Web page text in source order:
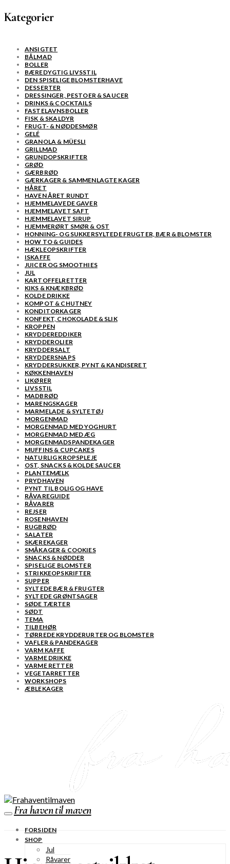
Kategorier
ANSIGTET
BÅLMAD
BOLLER
BÆREDYGTIG LIVSSTIL
DEN SPISELIGE BLOMSTERHAVE
DESSERTER
DRESSINGER, PESTOER & SAUCER
DRINKS & COCKTAILS
FASTELAVNSBOLLER
FISK & SKALDYR
FRUGT- & NØDDESMØR
GELÉ
GRANOLA & MÜESLI
GRILLMAD
GRUNDOPSKRIFTER
GRØD
GÆRBRØD
GÆRKAGER & SAMMENLAGTE KAGER
HÅRET
HAVEN ÅRET RUNDT
HJEMMELAVEDE GAVER
HJEMMELAVET SAFT
HJEMMELAVET SIRUP
HJEMMERØRT SMØR & OST
HONNING- OG SUKKERSYLTEDE FRUGTER, BÆR & BLOMSTER
HOW TO & GUIDES
HÆKLEOPSKRIFTER
ISKAFFE
JUICER OG SMOOTHIES
JUL
KARTOFFELRETTER
KIKS & KNÆKBRØD
KOLDE DRIKKE
KOMPOT & CHUTNEY
KONDITORKAGER
KONFEKT, CHOKOLADE & SLIK
KROPPEN
KRYDDEREDDIKER
KRYDDEROLIER
KRYDDERSALT
KRYDDERSNAPS
KRYDDERSUKKER, PYNT & KANDISERET
KØKKENHAVEN
LIKØRER
LIVSSTIL
MADBRØD
MARENGSKAGER
MARMELADE & SYLTETØJ
MORGENMAD
MORGENMAD MED YOGHURT
MORGENMAD MED ÆG
MORGENMADSPANDEKAGER
MUFFINS & CUPCAKES
NATURLIG KROPSPLEJE
OST, SNACKS & KOLDE SAUCER
PLANTEMÆLK
PRYDHAVEN
PYNT TIL BOLIG OG HAVE
RÅVAREGUIDE
RÅVARER
REJSER
ROSENHAVEN
RUGBRØD
SALATER
SKÆREKAGER
SMÅKAGER & COOKIES
SNACKS & NØDDER
SPISELIGE BLOMSTER
STRIKKEOPSKRIFTER
SUPPER
SYLTEDE BÆR & FRUGTER
SYLTEDE GRØNTSAGER
SØDE TÆRTER
SØDT
TEMA
TILBEHØR
TØRREDE KRYDDERURTER OG BLOMSTER
VAFLER & PANDEKAGER
VARM KAFFE
VARME DRIKKE
VARME RETTER
VEGETARRETTER
WORKSHOPS
ÆBLEKAGER
Fra haven til maven
FORSIDEN
SHOP
Jul
Råvarer